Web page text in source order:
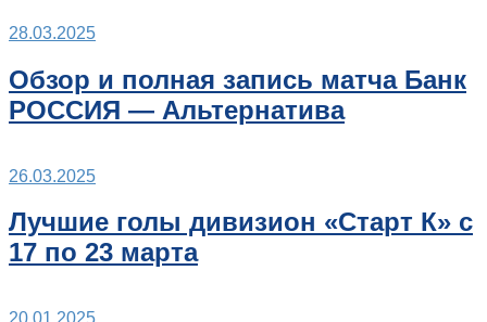
28.03.2025
Обзор и полная запись матча Банк
РОССИЯ — Альтернатива
26.03.2025
Лучшие голы дивизион «Старт К» с
17 по 23 марта